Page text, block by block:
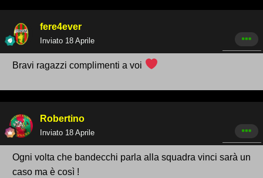
fere4ever
Inviato 18 Aprile
Bravi ragazzi complimenti a voi
Robertino
Inviato 18 Aprile
Ogni volta che bandecchi parla alla squadra vinci sarà un
caso ma è così !